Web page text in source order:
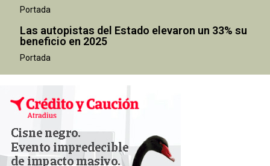
Portada
Las autopistas del Estado elevaron un 33% su
beneficio en 2025
Portada